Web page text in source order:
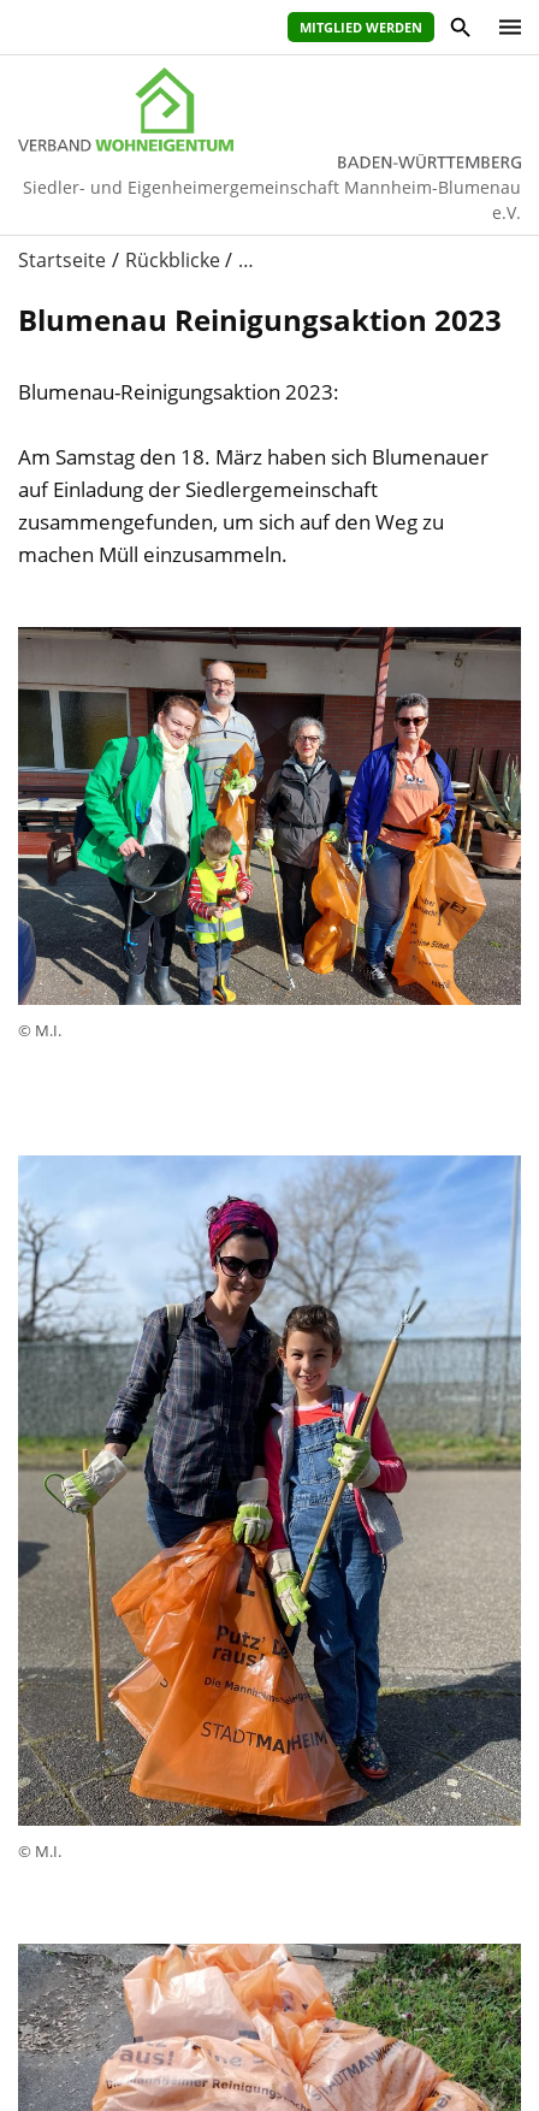
MITGLIED WERDEN
Siedler- und Eigenheimergemeinschaft Mannheim-Blumenau
e.V.
Startseite Rückblicke …
Blumenau Reinigungsaktion 2023
Blumenau-Reinigungsaktion 2023:
Am Samstag den 18. März haben sich Blumenauer
auf Einladung der Siedlergemeinschaft
zusammengefunden, um sich auf den Weg zu
machen Müll einzusammeln.
© M.I.
© M.I.